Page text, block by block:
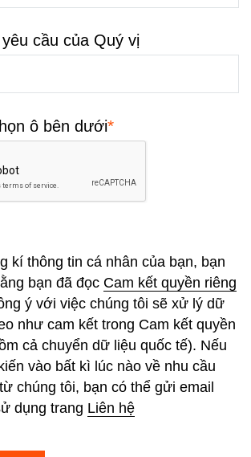
cầu của Quý vị
ô bên dưới*
kí thông tin cá nhân của bạn, bạn
bạn đã đọc Cam kết quyền riêng
ý với việc chúng tôi sẽ xử lý dữ
như cam kết trong Cam kết quyền
cả chuyển dữ liệu quốc tế). Nếu
vào bất kì lúc nào về nhu cầu
chúng tôi, bạn có thể gửi email
dụng trang Liên hệ